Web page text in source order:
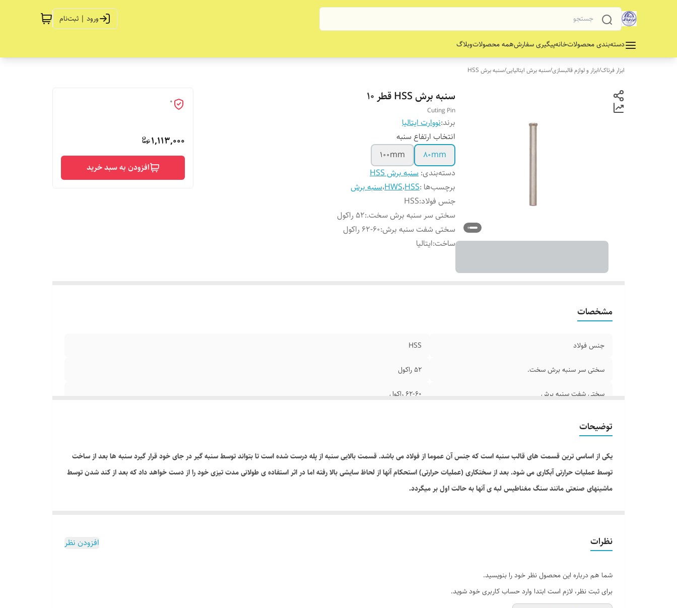
ورود | ثبت‌نام
دسته‌بندی محصولاتخانهپیگیری سفارشهمه محصولاتوبلاگ
ابزار فرتاک/ابزار و لوازم قالبسازی/سنبه برش ایتالیایی/سنبه برش HSS
سنبه برش HSS قطر 10
Cuting Pin
برند:نووارت ایتالیا
انتخاب ارتفاع سنبه
80mm
100mm
دسته‌بندی: سنبه برش HSS
برچسب‌ها :HSS،HWS،سنبه برش
جنس فولاد:
HSS
سختی سر سنبه برش سخت.:52 راکول
سختی شفت سنبه برش:62-60 راکول
ساخت:ایتالیا
0
1,113,000
افزودن به سبد خرید
مشخصات
جنس فولاد HSS
سختی سر سنبه برش سخت. 52 راکول
سختی شفت سنبه برش 62-60 راکول
توضیحات
یکی از اساسی ترین قسمت های قالب سنبه است که جنس آن عموما از فولاد می باشد. قسمت بالایی سنبه از پله درست شده است تا بتواند توسط سنبه گیر در جای خود قرار گیرد سنبه ها بعد از ساخت
توسط عملیات حرارتی آبکاری می شود. بعد از سختکاری (عملیات حرارتی) استحکام آنها از لحاظ سایشی بالا رفته اما در اثر استفاده ی طولانی مدت تیزی خود را از دست خواهد داد که بعد از کند شدن توسط
ماشینهای صنعتی مانند سنگ مغناطیس لبه ی آنها به حالت اول بر میگردد.
نظرات افزودن نظر
شما هم درباره این محصول نظر خود را بنویسید.
برای ثبت نظر، لازم است ابتدا وارد حساب کاربری خود شوید.